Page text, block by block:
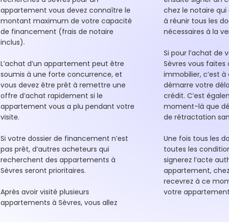
appartement vous devez connaître le
montant maximum de votre capacité
de financement (frais de notaire
inclus).
L’achat d’un appartement peut être
soumis à une forte concurrence, et
vous devez être prêt à remettre une
offre d’achat rapidement si le
appartement vous a plu pendant votre
visite.
Si votre dossier de financement n’est
pas prêt, d’autres acheteurs qui
recherchent des appartements à
Sèvres seront prioritaires.
Après avoir visité plusieurs
appartements à Sèvres, vous allez
chez le notaire
à réunir tous les
nécessaires à la
Si pour l’achat de
Sèvres vous
immobilier, c’est
démarre votre
crédit. C’est
moment-là que
de rétractation
Une fois tous les
toutes les
signerez l’acte
appartement,
recevrez à ce
votre